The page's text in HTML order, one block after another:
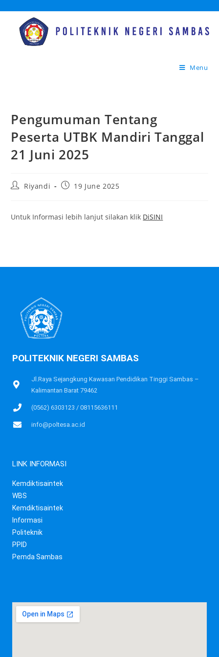
Menu
Pengumuman Tentang
Peserta UTBK Mandiri Tanggal
21 Juni 2025
Riyandi 19 June 2025
Untuk Informasi lebih lanjut silakan klik DiSINI
POLITEKNIK NEGERI SAMBAS
Jl.Raya Sejangkung Kawasan Pendidikan Tinggi Sambas –
Kalimantan Barat 79462
(0562) 6303123 / 08115636111
info@poltesa.ac.id
LINK INFORMASI
Kemdiktisaintek
WBS
Kemdiktisaintek
Informasi
Politeknik
PPID
Pemda Sambas